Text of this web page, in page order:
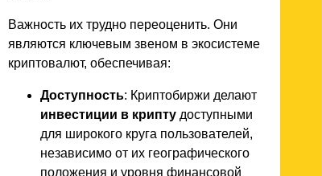
Важность их трудно переоценить. Они
являются ключевым звеном в экосистеме
криптовалют, обеспечивая:
Доступность: Криптобиржи делают
инвестиции в крипту доступными
для широкого круга пользователей,
независимо от их географического
положения и уровня финансовой